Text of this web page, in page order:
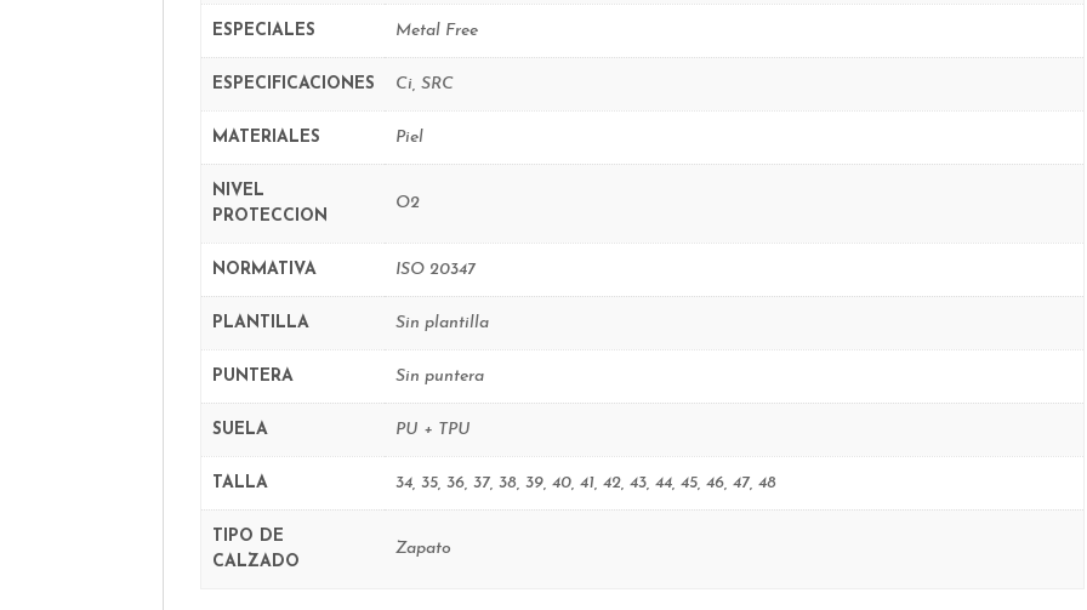
ESPECIALES Metal Free
ESPECIFICACIONES Ci, SRC
MATERIALES Piel
NIVEL
PROTECCION
O2
NORMATIVA ISO 20347
PLANTILLA Sin plantilla
PUNTERA Sin puntera
SUELA PU + TPU
TALLA 34, 35, 36, 37, 38, 39, 40, 41, 42, 43, 44, 45, 46, 47, 48
TIPO DE
CALZADO
Zapato